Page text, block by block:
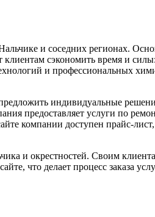
и соседних регионах.
клиентам сэкономить время и
и профессиональных
индивидуальные
предоставляет услуги по
компании доступен прайс-
и окрестностей. Своим
что делает процесс заказа